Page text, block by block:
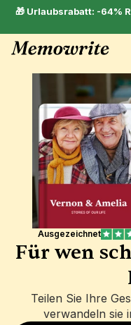
🎁 Urlaubsrabatt: -64%
Ausgezeichnet
Für wen
Teilen Sie Ihre
verwandeln sie